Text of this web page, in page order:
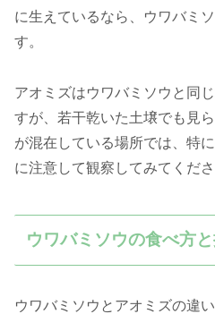
に生えているなら、ウワバミ
す。
アオミズはウワバミソウと同
すが、若干乾いた土壌でも見
が混在している場所では、特
に注意して観察してみてくださ
ウワバミソウの食べ方
ウワバミソウとアオミズの違